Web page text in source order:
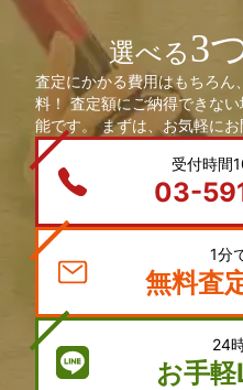
選べる3
査定にかかる費用はもちろん
料！ 査定額にご納得できな
能です。 まずは、お気軽にお
03-
1分
無料査
24
お手